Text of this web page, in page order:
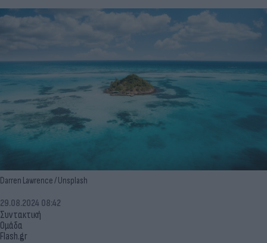
Darren Lawrence / Unsplash
Συντακτική
Ομάδα
Flash.gr
29.08.2024 08:42